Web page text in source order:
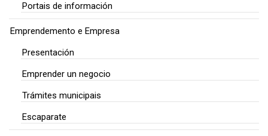
Portais de información
Emprendemento e Empresa
Presentación
Emprender un negocio
Trámites municipais
Escaparate